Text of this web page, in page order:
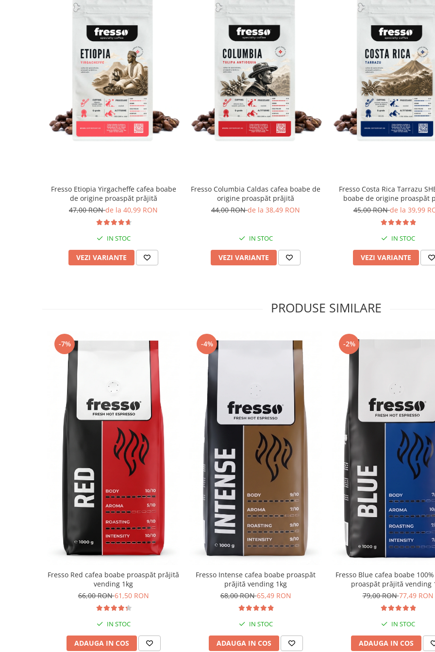
Este blendul ideal pentru cei care caută echilibrul dintre tradiție și
inovație, dintre familiar și surprinzător. O cafea care evocă emoție la
fiecare înghițitură.
Acesta este un blend decafea de specialitate,
cu Certificare Q-Grade
și are scorul83.5pe o scară de la 1-100.
Caracteristici:
Altitudini:1000-2000m
Note de cupping:căpșune, coacăze negre, caramel, alune pădure,
After taste:9
Aciditate:8
cafea boabe de specialitate
250g, 500g și 1000g.
Fresso Etiopia Yirgacheffe cafea boabe
de origine proaspăt prăjită
47,00 RONde la 40,99 RON
IN STOC
VEZI VARIANTE
Fresso Columbia Caldas cafea boabe de
origine proaspăt prăjită
44,00 RONde la 38,49 RON
IN STOC
VEZI VARIANTE
Fresso Costa Rica Tarrazu
boabe de origine proaspăt
45,00 RONde la 39,99
IN STOC
VEZI VARIANTE
PRODUSE SIMILARE
-7%
Fresso Red cafea boabe proaspăt prăjită
vending 1kg
66,00 RON61,50 RON
IN STOC
ADAUGA IN COS
-4%
Fresso Intense cafea boabe proaspăt
prăjită vending 1kg
68,00 RON65,49 RON
IN STOC
ADAUGA IN COS
-2%
Fresso Blue cafea boabe
proaspăt prăjită vending
79,00 RON77,49 RON
IN STOC
ADAUGA IN COS